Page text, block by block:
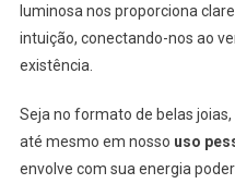
luminosa nos proporciona
intuição, conectando-nos ao
existência.
Seja no formato de belas
até mesmo em nosso uso
envolve com sua energia